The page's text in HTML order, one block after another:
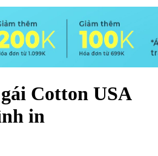
Cotton USA
in